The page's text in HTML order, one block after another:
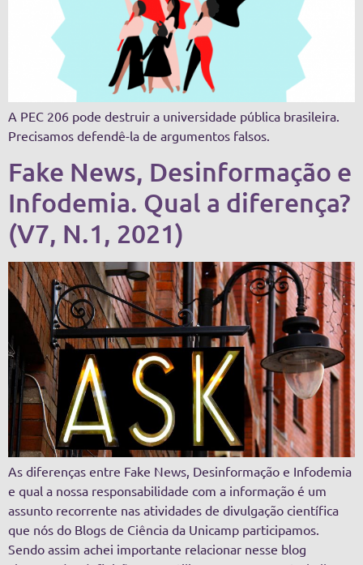
A PEC 206 pode destruir a universidade pública brasileira.
Precisamos defendê-la de argumentos falsos.
Fake News, Desinformação e
Infodemia. Qual a diferença?
(V7, N.1, 2021)
As diferenças entre Fake News, Desinformação e Infodemia
e qual a nossa responsabilidade com a informação é um
assunto recorrente nas atividades de divulgação científica
que nós do Blogs de Ciência da Unicamp participamos.
Sendo assim achei importante relacionar nesse blog